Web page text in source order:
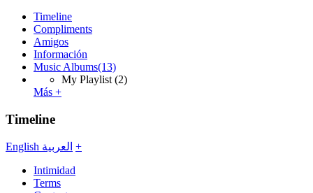
Timeline
Compliments
Amigos
Información
Music Albums(13)
My Playlist (2)
Más +
Timeline
English العربية +
Intimidad
Terms